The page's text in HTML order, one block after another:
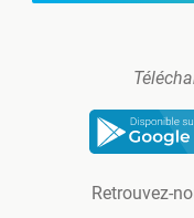
Retrouvez-